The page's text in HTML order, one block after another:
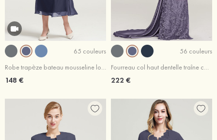
65 couleurs
Robe trapèze bateau mousseline longueur mollet robe de mère de la mariée avec volants
148 €
56 couleurs
Fourreau col haut dentelle traîne cour robe de mère de la mariée avec plissé
222 €